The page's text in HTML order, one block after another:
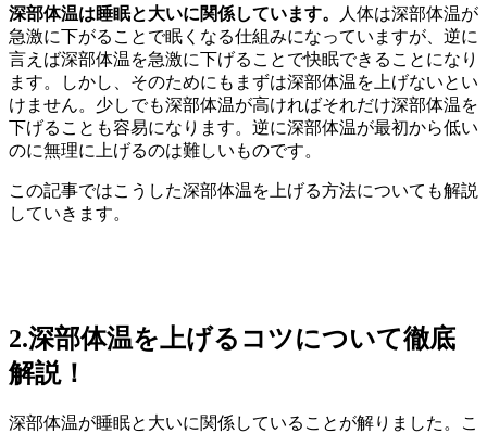
深部体温は睡眠と大いに関係しています。
人体は深部体温が
急激に下がることで眠くなる仕組みになっていますが、逆に
言えば深部体温を急激に下げることで快眠できることになり
ます。しかし、そのためにもまずは深部体温を上げないとい
けません。少しでも深部体温が高ければそれだけ深部体温を
下げることも容易になります。逆に深部体温が最初から低い
のに無理に上げるのは難しいものです。
この記事ではこうした深部体温を上げる方法についても解説
していきます。
2.深部体温を上げるコツについて徹底
解説！
深部体温が睡眠と大いに関係していることが解りました。こ